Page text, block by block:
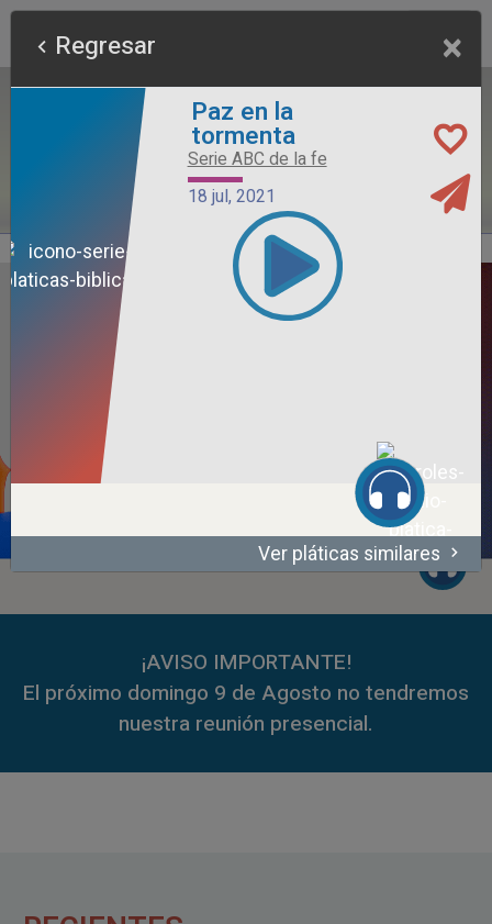
Alimento Sano
Serie Otros Predicadores
59:35
¡AVISO IMPORTANTE!
El próximo domingo 9 de Agosto no tendremos
nuestra reunión presencial.
Regresar ×
Paz en la
tormenta
Serie ABC de la fe
18 jul, 2021
00:00 50:55
Ver pláticas similares